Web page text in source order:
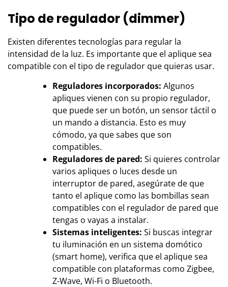
Tipo de regulador (dimmer)
Existen diferentes tecnologías para regular la
intensidad de la luz. Es importante que el aplique sea
compatible con el tipo de regulador que quieras usar.
Reguladores incorporados: Algunos
apliques vienen con su propio regulador,
que puede ser un botón, un sensor táctil o
un mando a distancia. Esto es muy
cómodo, ya que sabes que son
compatibles.
Reguladores de pared: Si quieres controlar
varios apliques o luces desde un
interruptor de pared, asegúrate de que
tanto el aplique como las bombillas sean
compatibles con el regulador de pared que
tengas o vayas a instalar.
Sistemas inteligentes: Si buscas integrar
tu iluminación en un sistema domótico
(smart home), verifica que el aplique sea
compatible con plataformas como Zigbee,
Z-Wave, Wi-Fi o Bluetooth.